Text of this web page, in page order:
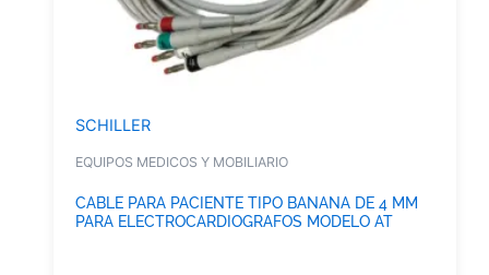
SCHILLER
EQUIPOS MEDICOS Y MOBILIARIO
CABLE PARA PACIENTE TIPO BANANA DE 4 MM
PARA ELECTROCARDIOGRAFOS MODELO AT